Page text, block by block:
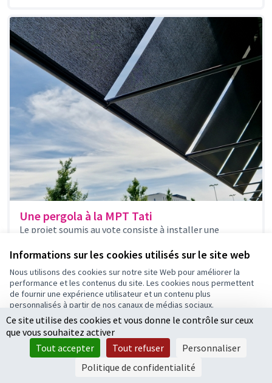
Informations sur les cookies utilisés sur le site web
Nous utilisons des cookies sur notre site Web pour améliorer la
performance et les contenus du site. Les cookies nous permettent
de fournir une expérience utilisateur et un contenu plus
personnalisés à partir de nos canaux de médias sociaux.
Tout accepter
Accepter seulement les cookies essentiels
Paramètres
Une pergola à la MPT Tati
Le projet soumis au vote consiste à installer une
motorisés à la...
42 000 €
Ce site utilise des cookies et vous donne le contrôle sur ceux
que vous souhaitez activer
Tout accepter
Tout refuser
Personnaliser
Politique de confidentialité